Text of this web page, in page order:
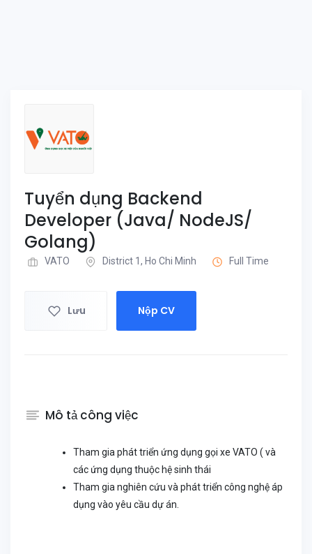
Tuyển dụng Backend
Developer (Java/ NodeJS/
Golang)
VATO District 1, Ho Chi Minh Full Time
Lưu Nộp CV
Mô tả công việc
Tham gia phát triển ứng dụng gọi xe VATO ( và
các ứng dụng thuộc hệ sinh thái
Tham gia nghiên cứu và phát triển công nghệ áp
dụng vào yêu cầu dự án.